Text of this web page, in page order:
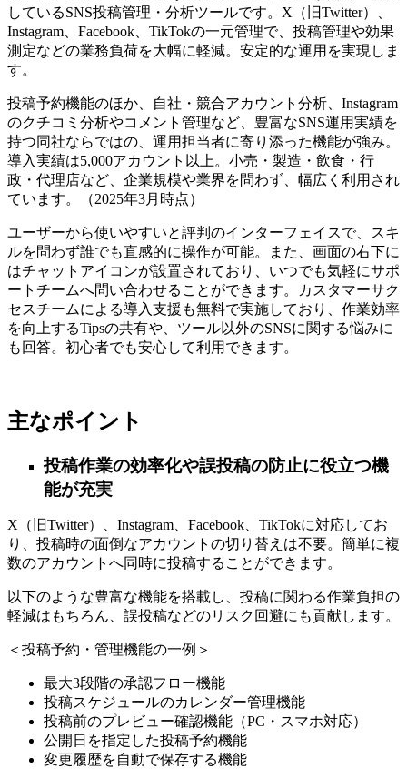
しているSNS投稿管理・分析ツールです。X（旧Twitter）、
Instagram、Facebook、TikTokの一元管理で、投稿管理や効果
測定などの業務負荷を大幅に軽減。安定的な運用を実現しま
す。
投稿予約機能のほか、自社・競合アカウント分析、Instagram
のクチコミ分析やコメント管理など、豊富なSNS運用実績を
持つ同社ならではの、運用担当者に寄り添った機能が強み。
導入実績は5,000アカウント以上。小売・製造・飲食・行
政・代理店など、企業規模や業界を問わず、幅広く利用され
ています。（2025年3月時点）
ユーザーから使いやすいと評判のインターフェイスで、スキ
ルを問わず誰でも直感的に操作が可能。また、画面の右下に
はチャットアイコンが設置されており、いつでも気軽にサポ
ートチームへ問い合わせることができます。カスタマーサク
セスチームによる導入支援も無料で実施しており、作業効率
を向上するTipsの共有や、ツール以外のSNSに関する悩みに
も回答。初心者でも安心して利用できます。
主なポイント
投稿作業の効率化や誤投稿の防止に役立つ機
能が充実
X（旧Twitter）、Instagram、Facebook、TikTokに対応してお
り、投稿時の面倒なアカウントの切り替えは不要。簡単に複
数のアカウントへ同時に投稿することができます。
以下のような豊富な機能を搭載し、投稿に関わる作業負担の
軽減はもちろん、誤投稿などのリスク回避にも貢献します。
＜投稿予約・管理機能の一例＞
最大3段階の承認フロー機能
投稿スケジュールのカレンダー管理機能
投稿前のプレビュー確認機能（PC・スマホ対応）
公開日を指定した投稿予約機能
変更履歴を自動で保存する機能